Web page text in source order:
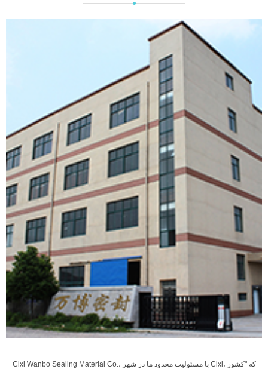
Cixi Wanbo Sealing Material Co.، با مسئولیت محدود ما در شهر Cixi، که "کشور